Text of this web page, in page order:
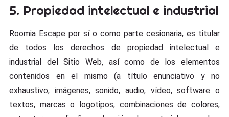
5. Propiedad intelectual e industrial
Roomia Escape por sí o como parte cesionaria, es titular
de todos los derechos de propiedad intelectual e
industrial del Sitio Web, así como de los elementos
contenidos en el mismo (a título enunciativo y no
exhaustivo, imágenes, sonido, audio, vídeo, software o
textos, marcas o logotipos, combinaciones de colores,